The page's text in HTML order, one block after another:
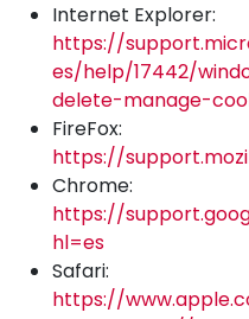
Internet Explorer:
https://
es/help/17442/
delete-manage-
FireFox:
https://
Chrome:
https://
hl=es
Safari:
https://